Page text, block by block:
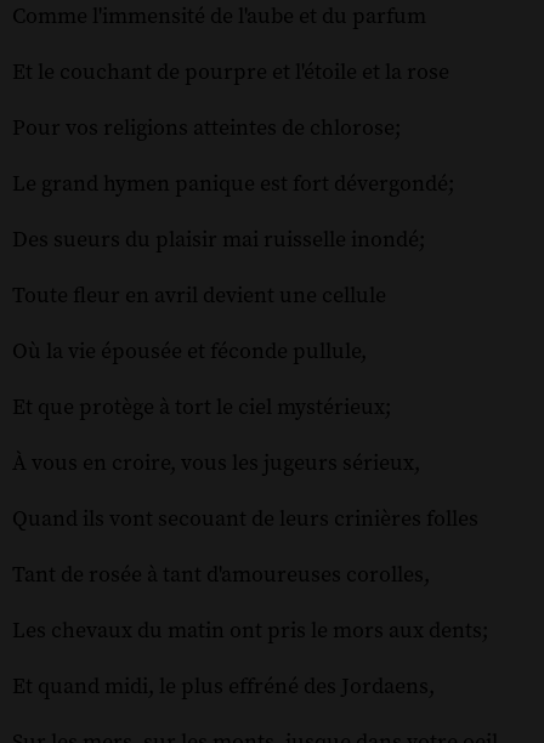
Comme l'immensité de l'aube et du parfum
Et le couchant de pourpre et l'étoile et la rose
Pour vos religions atteintes de chlorose;
Le grand hymen panique est fort dévergondé;
Des sueurs du plaisir mai ruisselle inondé;
Toute fleur en avril devient une cellule
Où la vie épousée et féconde pullule,
Et que protège à tort le ciel mystérieux;
À vous en croire, vous les jugeurs sérieux,
Quand ils vont secouant de leurs crinières folles
Tant de rosée à tant d'amoureuses corolles,
Les chevaux du matin ont pris le mors aux dents;
Et quand midi, le plus effréné des Jordaens,